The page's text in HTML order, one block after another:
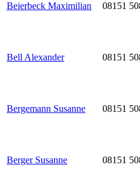
Beierbeck Maximilian 08151
Bell Alexander 08151
Bergemann Susanne 08151
Berger Susanne 08151